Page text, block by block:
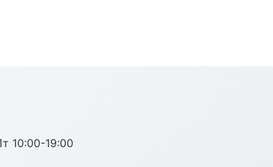
10:00-19:00